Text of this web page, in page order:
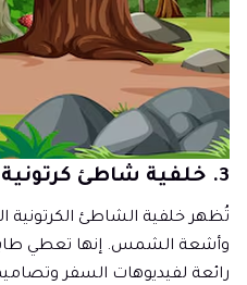
3. خلفية شاطئ كرتونية
تُظهر خلفية الشاطئ الكرتونية
وأشعة الشمس. إنها تعطي
رائعة لفيديوهات السفر